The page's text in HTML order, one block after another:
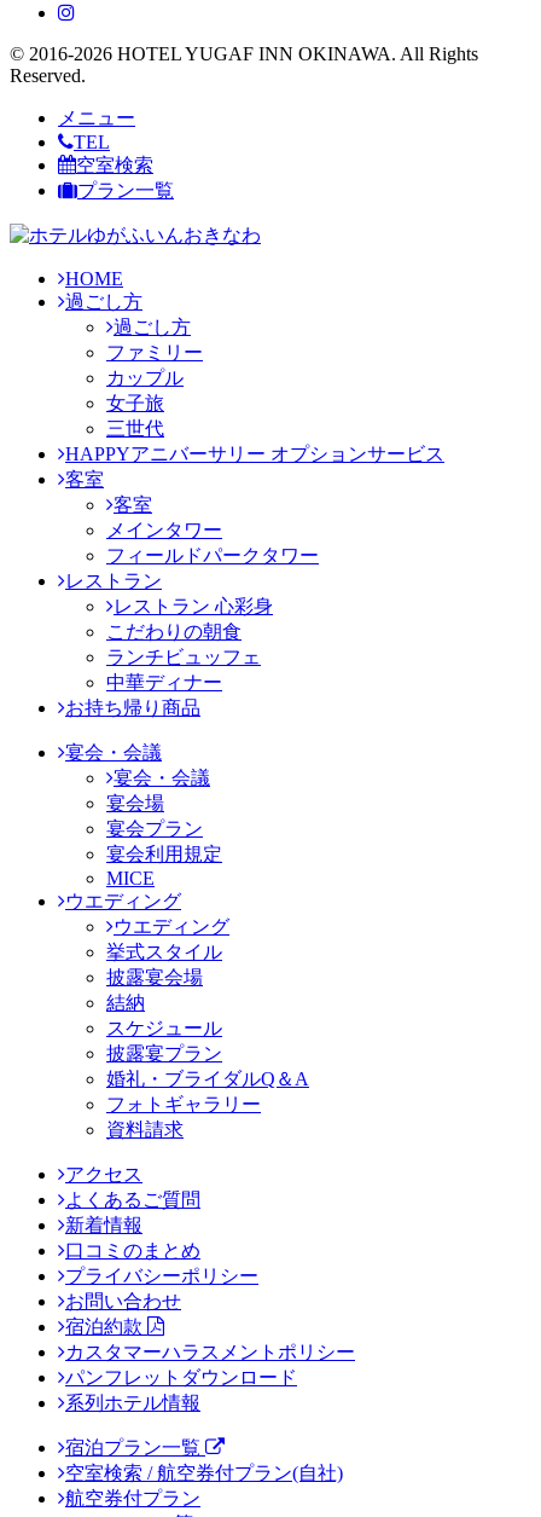
© 2016-2026 HOTEL YUGAF INN OKINAWA. All Rights
Reserved.
メニュー
TEL
空室検索
プラン一覧
HOME
過ごし方
過ごし方
ファミリー
カップル
女子旅
三世代
HAPPYアニバーサリー オプションサービス
客室
客室
メインタワー
フィールドパークタワー
レストラン
レストラン 心彩身
こだわりの朝食
ランチビュッフェ
中華ディナー
お持ち帰り商品
宴会・会議
宴会・会議
宴会場
宴会プラン
宴会利用規定
MICE
ウエディング
ウエディング
挙式スタイル
披露宴会場
結納
スケジュール
披露宴プラン
婚礼・ブライダルQ＆A
フォトギャラリー
資料請求
アクセス
よくあるご質問
新着情報
口コミのまとめ
プライバシーポリシー
お問い合わせ
宿泊約款
カスタマーハラスメントポリシー
パンフレットダウンロード
系列ホテル情報
宿泊プラン一覧
空室検索 / 航空券付プラン(自社)
航空券付プラン